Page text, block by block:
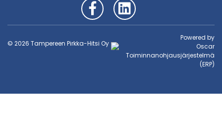
© 2026 Tampereen Pirkka-Hitsi Oy
Powered by